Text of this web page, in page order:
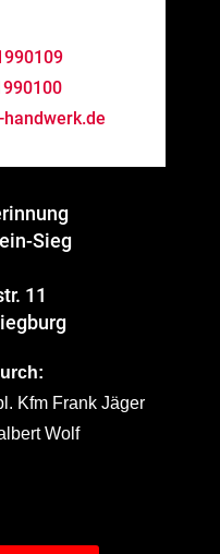
handwerk.de
Sieg
11
Kfm Frank Jäger
Wolf